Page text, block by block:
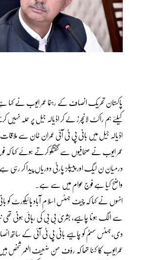
پاکستان تحریک انصاف کے رہنما عمر ایوب نے کہا
کیلئے ہم راکٹ لانچرز لے کر اڈیالہ جیل پر حملہ نہیں
اڈیالہ جیل میں بانی پی ٹی آئی عمران خان سے
عمر ایوب نے صحافیوں سے گفتگو کرتے ہوئے کہا کہ
درمیان ن لیگ اور پیپلز پارٹی دوریاں پیدا کر رہی
واضح کیا ہے فوج عوام میں سے ہے۔
انہوں نے کہا کہ چیف جسٹس اسلام آباد ہائیکورٹ کو
سے الگ ہونا چاہیے، بشریٰ بی بی کی رہائی ہونی
دی،جسٹس سسٹم کو چاہیے بانی پی ٹی آئی کے ساتھ
عمرایوب کا کہنا تھا کہ رؤف حسن ضعیف العمر